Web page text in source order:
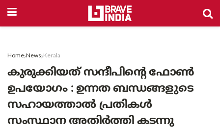
Home News Kerala
കുരുക്കിയത് സന്ദീപിന്റെ ഫോൺ
ഉപയോഗം : ഉന്നത ബന്ധങ്ങളുടെ
സഹായത്താൽ പ്രതികൾ
സംസ്ഥാന അതിർത്തി കടന്നു